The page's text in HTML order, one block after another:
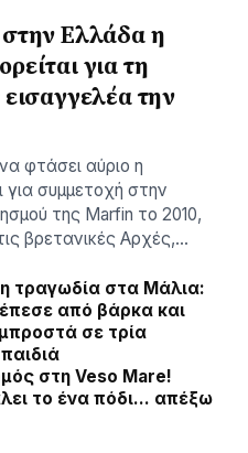
Ελλάδα η
για τη
την
φτάσει αύριο η
για συμμετοχή στην
της Marfin το 2010,
βρετανικές Αρχές,…
τραγωδία στα Μάλια:
από βάρκα και
σε τρία
στη Veso Mare!
το ένα πόδι… απέξω